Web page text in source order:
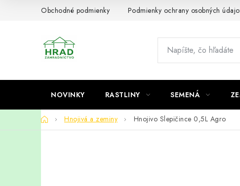
Obchodné podmienky Podmienky ochrany osobných
NOVINKY RASTLINY SEMENÁ
DomovHnojivá a zeminy Hnojivo Slepičince 0,5L Agro